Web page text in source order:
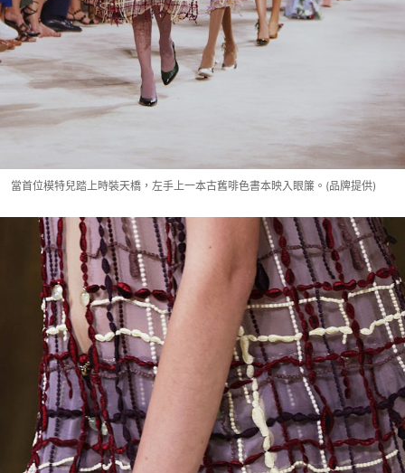
當首位模特兒踏上時裝天橋，左手上一本古舊啡色書本映入眼簾。(品牌提供)